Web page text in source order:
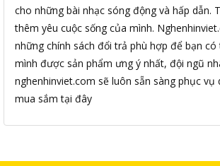
cho những bài nhạc sóng động và hấp dẫn.
thêm yêu cuộc sống của mình.
những chính sách đổi trả phù hợp để bạn
mình được sản phẩm ưng ý nhất, đội ngũ
nghenhinviet.com sẽ luôn sẵn sàng phục vụ
mua sắm tại đây